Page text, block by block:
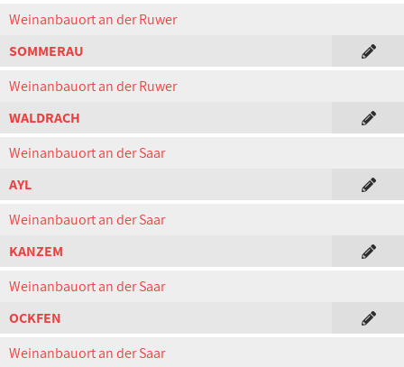
Weinanbauort an der Ruwer
SOMMERAU
Weinanbauort an der Ruwer
WALDRACH
Weinanbauort an der Saar
AYL
Weinanbauort an der Saar
KANZEM
Weinanbauort an der Saar
OCKFEN
Weinanbauort an der Saar